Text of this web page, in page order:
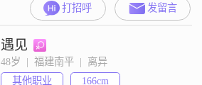
看，很抱歉 打招呼 发留言
遇见
48岁  |  福建南平  |  离异
其他职业
166cm